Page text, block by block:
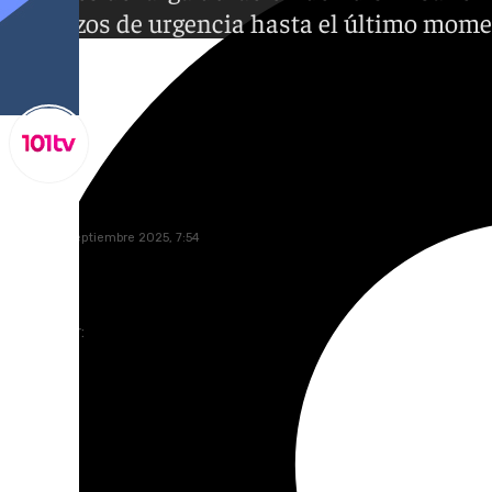
refuerzos de urgencia hasta el último
Lynx Devs
viernes, 5 septiembre 2025, 7:54
Compartir: